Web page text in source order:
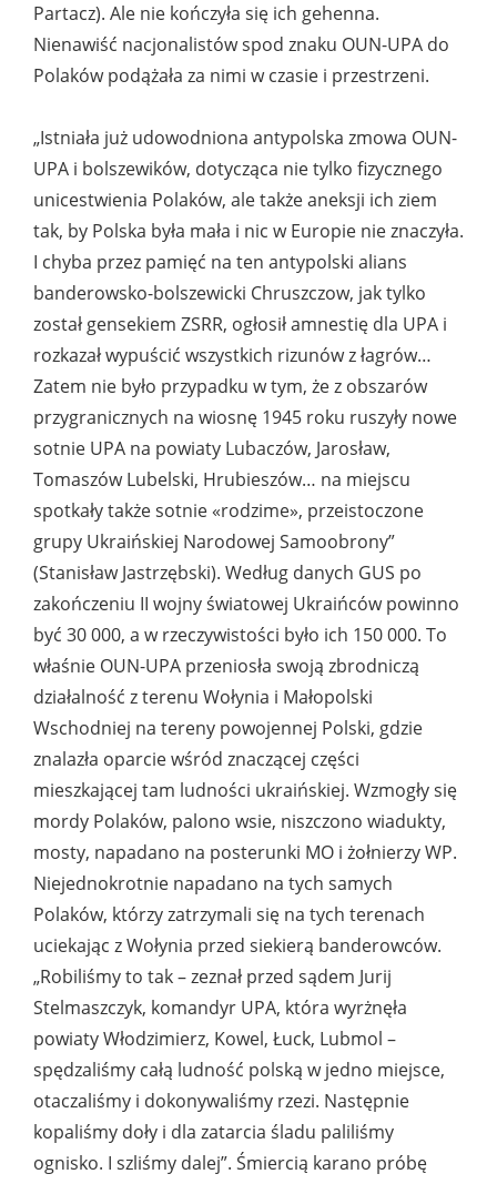
Partacz). Ale nie kończyła się ich gehenna.
Nienawiść nacjonalistów spod znaku OUN-UPA do
Polaków podążała za nimi w czasie i przestrzeni.
„Istniała już udowodniona antypolska zmowa OUN-
UPA i bolszewików, dotycząca nie tylko fizycznego
unicestwienia Polaków, ale także aneksji ich ziem
tak, by Polska była mała i nic w Europie nie znaczyła.
I chyba przez pamięć na ten antypolski alians
banderowsko-bolszewicki Chruszczow, jak tylko
został gensekiem ZSRR, ogłosił amnestię dla UPA i
rozkazał wypuścić wszystkich rizunów z łagrów…
Zatem nie było przypadku w tym, że z obszarów
przygranicznych na wiosnę 1945 roku ruszyły nowe
sotnie UPA na powiaty Lubaczów, Jarosław,
Tomaszów Lubelski, Hrubieszów… na miejscu
spotkały także sotnie «rodzime», przeistoczone
grupy Ukraińskiej Narodowej Samoobrony”
(Stanisław Jastrzębski). Według danych GUS po
zakończeniu II wojny światowej Ukraińców powinno
być 30 000, a w rzeczywistości było ich 150 000. To
właśnie OUN-UPA przeniosła swoją zbrodniczą
działalność z terenu Wołynia i Małopolski
Wschodniej na tereny powojennej Polski, gdzie
znalazła oparcie wśród znaczącej części
mieszkającej tam ludności ukraińskiej. Wzmogły się
mordy Polaków, palono wsie, niszczono wiadukty,
mosty, napadano na posterunki MO i żołnierzy WP.
Niejednokrotnie napadano na tych samych
Polaków, którzy zatrzymali się na tych terenach
uciekając z Wołynia przed siekierą banderowców.
„Robiliśmy to tak – zeznał przed sądem Jurij
Stelmaszczyk, komandyr UPA, która wyrżnęła
powiaty Włodzimierz, Kowel, Łuck, Lubmol –
spędzaliśmy całą ludność polską w jedno miejsce,
otaczaliśmy i dokonywaliśmy rzezi. Następnie
kopaliśmy doły i dla zatarcia śladu paliliśmy
ognisko. I szliśmy dalej”. Śmiercią karano próbę